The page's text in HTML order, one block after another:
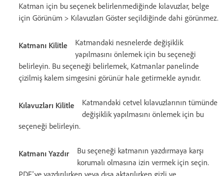
Katman için bu seçenek belirlenmediğinde kılavuzlar, belge
için Görünüm > Kılavuzları Göster seçildiğinde dahi görünmez.
Katmanı Kilitle
Katmandaki nesnelerde değişiklik
yapılmasını önlemek için bu seçeneği
belirleyin. Bu seçeneği belirlemek, Katmanlar panelinde
çizilmiş kalem simgesini görünür hale getirmekle aynıdır.
Kılavuzları Kilitle
Katmandaki cetvel kılavuzlarının tümünde
değişiklik yapılmasını önlemek için bu
seçeneği belirleyin.
Katmanı Yazdır
Bu seçeneği katmanın yazdırmaya karşı
korumalı olmasına izin vermek için seçin.